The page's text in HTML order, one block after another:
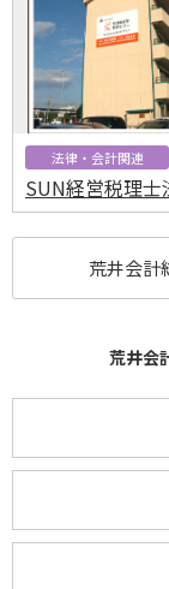
法律・会計関連
SUN経営税理士
荒井会計
荒井会